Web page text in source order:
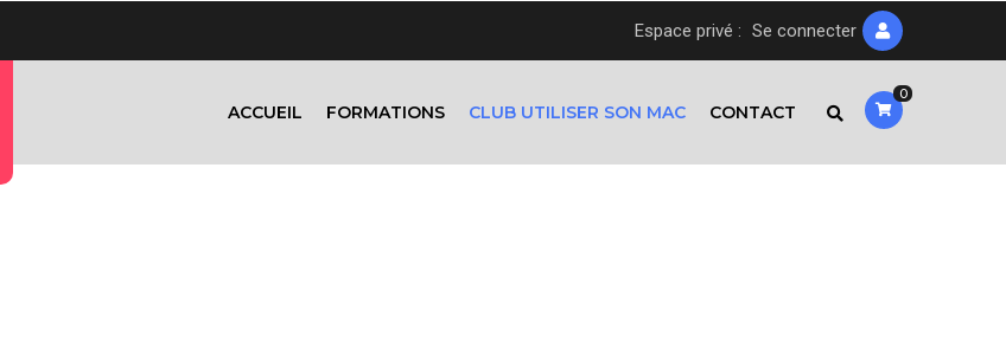
Espace privé : Se connecter
ACCUEIL FORMATIONS CLUB UTILISER SON MAC CONTACT
0